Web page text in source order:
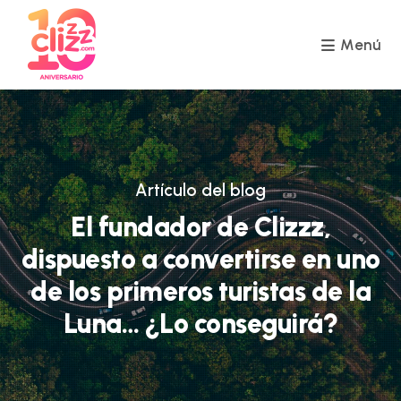
contenido
Menú
Artículo del blog
El fundador de Clizzz,
dispuesto a convertirse en uno
de los primeros turistas de la
Luna… ¿Lo conseguirá?